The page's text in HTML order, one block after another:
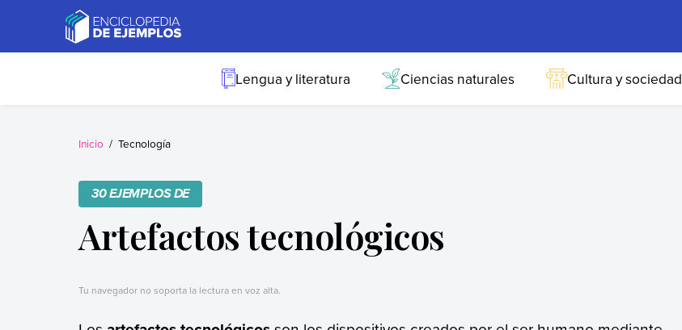
Ejemplos
Necesitas ejemplos.
Lengua y literatura Ciencias naturales Cultura y sociedad
Inicio Tecnología
30 EJEMPLOS DE
Artefactos tecnológicos
Tu navegador no soporta la lectura en voz alta.